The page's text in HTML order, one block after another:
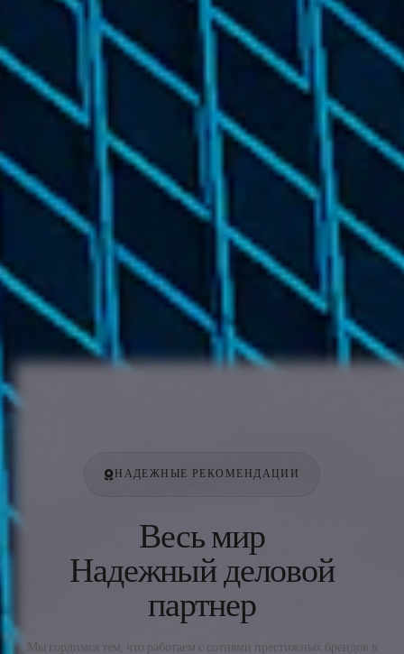
НАДЕЖНЫЕ РЕКОМЕНДАЦИИ
Весь мир
Надежный деловой
партнер
Мы гордимся тем, что работаем с сотнями престижных брендов в